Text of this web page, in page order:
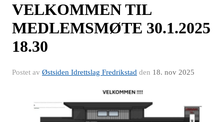
VELKOMMEN TIL
MEDLEMSMØTE 30.1.2025
18.30
Postet av Østsiden Idrettslag Fredrikstad den 18. nov 2025